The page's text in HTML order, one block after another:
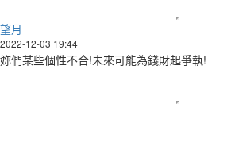
望月
2022-12-03 19:44
妳們某些個性不合!未來可能為錢財起爭執!